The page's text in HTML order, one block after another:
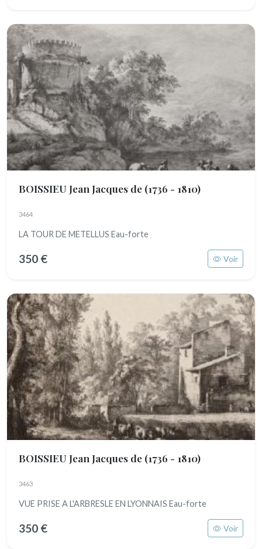
BOISSIEU Jean Jacques de (1736 - 1810)
3464
LA TOUR DE METELLUS Eau-forte
350 € Voir
BOISSIEU Jean Jacques de (1736 - 1810)
3463
VUE PRISE A L'ARBRESLE EN LYONNAIS Eau-forte
350 € Voir